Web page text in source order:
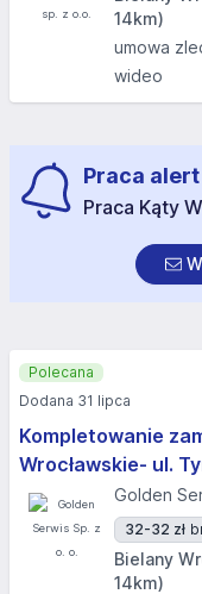
14km)
umowa
wideo
Praca
Praca Kąty
Kompletowanie
Wrocławskie- ul.
Golden
32-32 zł
Bielany
14km)
Polecana
Dodana 31 lipca